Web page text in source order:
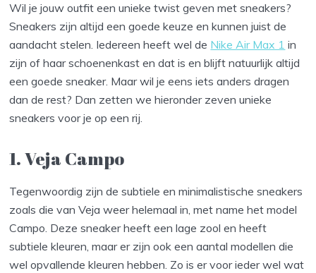
Wil je jouw outfit een unieke twist geven met sneakers?
Sneakers zijn altijd een goede keuze en kunnen juist de
aandacht stelen. Iedereen heeft wel de Nike Air Max 1 in
zijn of haar schoenenkast en dat is en blijft natuurlijk altijd
een goede sneaker. Maar wil je eens iets anders dragen
dan de rest? Dan zetten we hieronder zeven unieke
sneakers voor je op een rij.
1. Veja Campo
Tegenwoordig zijn de subtiele en minimalistische sneakers
zoals die van Veja weer helemaal in, met name het model
Campo. Deze sneaker heeft een lage zool en heeft
subtiele kleuren, maar er zijn ook een aantal modellen die
wel opvallende kleuren hebben. Zo is er voor ieder wel wat